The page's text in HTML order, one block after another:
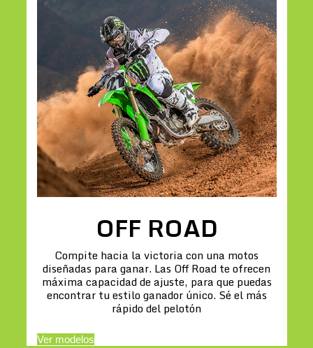
OFF ROAD
Compite hacia la victoria con una motos
diseñadas para ganar. Las Off Road te ofrecen
máxima capacidad de ajuste, para que puedas
encontrar tu estilo ganador único. Sé el más
rápido del pelotón
Ver modelos